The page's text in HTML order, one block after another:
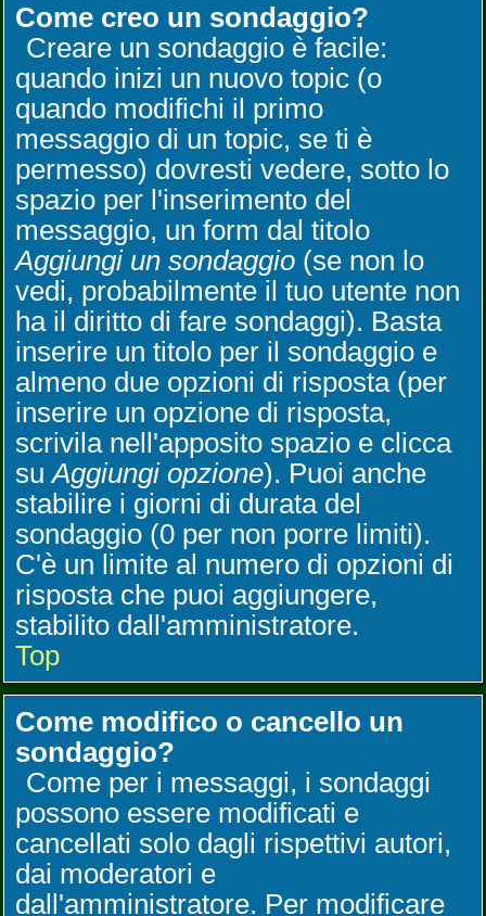
Come creo un sondaggio?
Creare un sondaggio è facile:
quando inizi un nuovo topic (o
quando modifichi il primo
messaggio di un topic, se ti è
permesso) dovresti vedere, sotto lo
spazio per l'inserimento del
messaggio, un form dal titolo
Aggiungi un sondaggio (se non lo
vedi, probabilmente il tuo utente non
ha il diritto di fare sondaggi). Basta
inserire un titolo per il sondaggio e
almeno due opzioni di risposta (per
inserire un opzione di risposta,
scrivila nell'apposito spazio e clicca
suAggiungi opzione). Puoi anche
stabilire i giorni di durata del
sondaggio (0 per non porre limiti).
C'è un limite al numero di opzioni di
risposta che puoi aggiungere,
stabilito dall'amministratore.
Top
Come modifico o cancello un
sondaggio?
Come per i messaggi, i sondaggi
possono essere modificati e
cancellati solo dagli rispettivi autori,
dai moderatori e
dall'amministratore. Per modificare